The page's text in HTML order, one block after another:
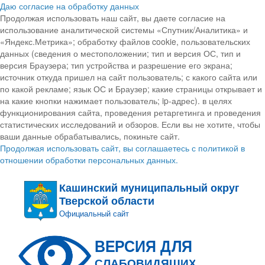
Даю согласие на обработку данных
Продолжая использовать наш сайт, вы даете согласие на
использование аналитической системы «Спутник/Аналитика» и
«Яндекс.Метрика»; обработку файлов cookie, пользовательских
данных (сведения о местоположении; тип и версия ОС, тип и
версия Браузера; тип устройства и разрешение его экрана;
источник откуда пришел на сайт пользователь; с какого сайта или
по какой рекламе; язык ОС и Браузер; какие страницы открывает и
на какие кнопки нажимает пользователь; ip-адрес). в целях
функционирования сайта, проведения ретаргетинга и проведения
статистических исследований и обзоров. Если вы не хотите, чтобы
ваши данные обрабатывались, покиньте сайт.
Продолжая использовать сайт, вы соглашаетесь с политикой в
отношении обработки персональных данных.